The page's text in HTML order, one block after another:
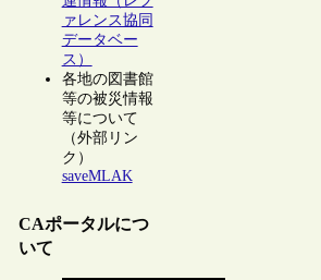
ァレンス協同
データベー
ス）
各地の図書館
等の被災情報
等について
（外部リン
ク）
saveMLAK
CAポータルにつ
いて